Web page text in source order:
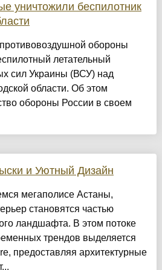
уничтожили беспилотник
обороны
летательный
сил Украины (ВСУ) над
области. Об этом
обороны России в своем
и Уютный Дизайн
мегаполисе Астаны,
становятся частью
ландшафта. В этом потоке
трендов выделяется
предоставляя архитектурные